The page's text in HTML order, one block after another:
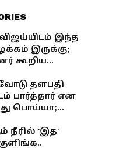
இந்த
இருக்கு;
கூறிய
தளபதி
பார்த்தார் என
பொய்யா;
பார்த்தார்
நீரில் 'இத'